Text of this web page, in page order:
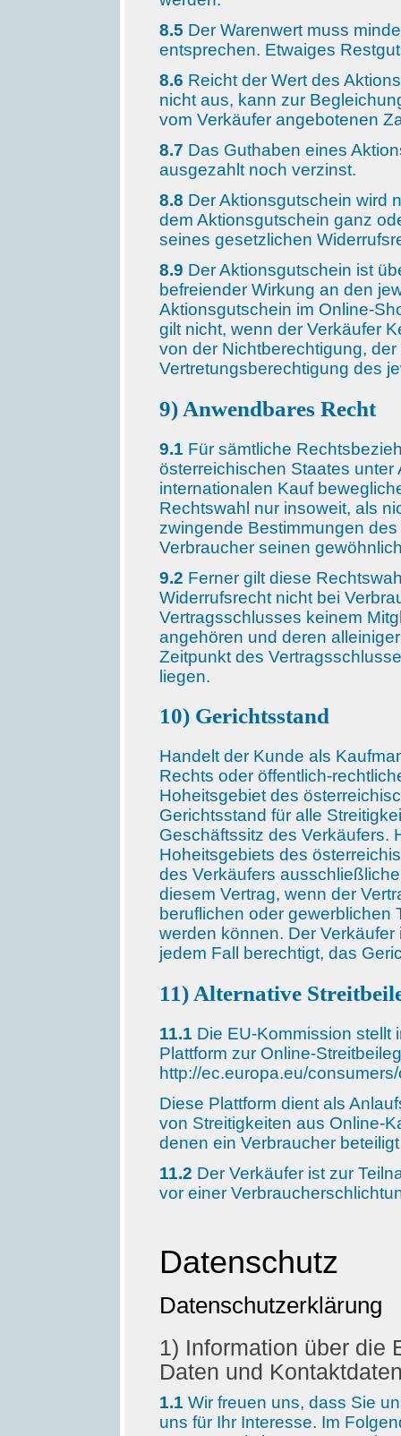
8.5 Der Warenwert muss
entsprechen. Etwaiges
8.6 Reicht der Wert des
nicht aus, kann zur
vom Verkäufer angebotenen
8.7 Das Guthaben eines
ausgezahlt noch verzinst.
8.8 Der Aktionsgutschein wird
dem Aktionsgutschein ganz
seines gesetzlichen
8.9 Der Aktionsgutschein ist
befreiender Wirkung an den
Aktionsgutschein im Online-
gilt nicht, wenn der Verkäufer
von der Nichtberechtigung,
Vertretungsberechtigung des
9) Anwendbares Recht
9.1 Für sämtliche
österreichischen Staates
internationalen Kauf
Rechtswahl nur insoweit, als
zwingende Bestimmungen
Verbraucher seinen
9.2 Ferner gilt diese
Widerrufsrecht nicht bei
Vertragsschlusses keinem
angehören und deren
Zeitpunkt des
liegen.
10) Gerichtsstand
Handelt der Kunde als
Rechts oder öffentlich-
Hoheitsgebiet des
Gerichtsstand für alle
Geschäftssitz des Verkäufers.
Hoheitsgebiets des
des Verkäufers
diesem Vertrag, wenn der
beruflichen oder
werden können. Der
jedem Fall berechtigt, das
11) Alternative
11.1 Die EU-Kommission stellt
Plattform zur Online-
http://ec.europa.eu/
Diese Plattform dient als
von Streitigkeiten aus Online-
denen ein Verbraucher
11.2 Der Verkäufer ist zur
vor einer
Datenschutz
Datenschutzerklärung
1) Information über die
Daten und
1.1 Wir freuen uns, dass Sie
uns für Ihr Interesse. Im